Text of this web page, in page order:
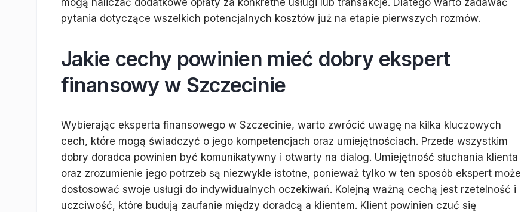
mogą naliczać dodatkowe opłaty za konkretne usługi lub transakcje. Dlatego warto zadawać
pytania dotyczące wszelkich potencjalnych kosztów już na etapie pierwszych rozmów.
Jakie cechy powinien mieć dobry ekspert
finansowy w Szczecinie
Wybierając eksperta finansowego w Szczecinie, warto zwrócić uwagę na kilka kluczowych
cech, które mogą świadczyć o jego kompetencjach oraz umiejętnościach. Przede wszystkim
dobry doradca powinien być komunikatywny i otwarty na dialog. Umiejętność słuchania klienta
oraz zrozumienie jego potrzeb są niezwykle istotne, ponieważ tylko w ten sposób ekspert może
dostosować swoje usługi do indywidualnych oczekiwań. Kolejną ważną cechą jest rzetelność i
uczciwość, które budują zaufanie między doradcą a klientem. Klient powinien czuć się